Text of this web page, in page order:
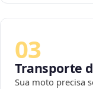
03
Transporte
Sua moto precisa